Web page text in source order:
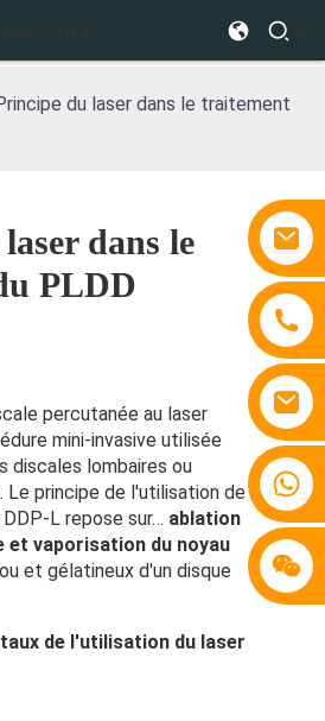
+86 15810767862
du laser dans le traitement
dans le
PLDD
percutanée au laser
mini-invasive utilisée
discales lombaires ou
principe de l'utilisation de
L repose sur… ablation
vaporisation du noyau
et gélatineux d'un disque
de l'utilisation du laser